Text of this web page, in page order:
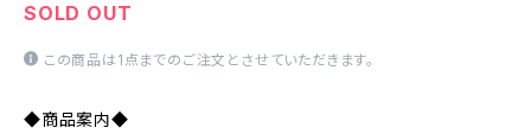
SOLD OUT
この商品は1点までのご注文とさせていただきます。
◆商品案内◆